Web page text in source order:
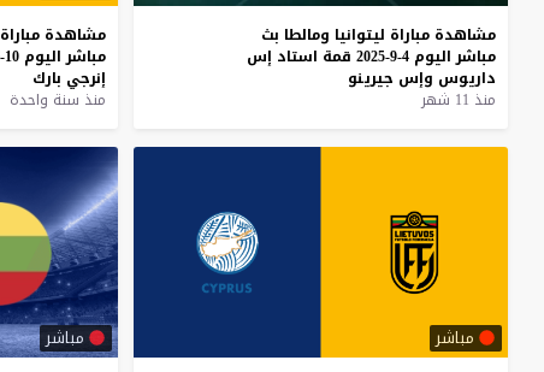
مشاهدة مباراة ليتوانيا ومالطا بث
مباشر اليوم 4-9-2025 قمة استاد إس
داريوس وإس جيرينو
منذ 11 شهر
مشاهدة مباراة
مباشر اليوم 10-6-2025
إنرجي بارك
منذ سنة واحدة
مباشر مباشر